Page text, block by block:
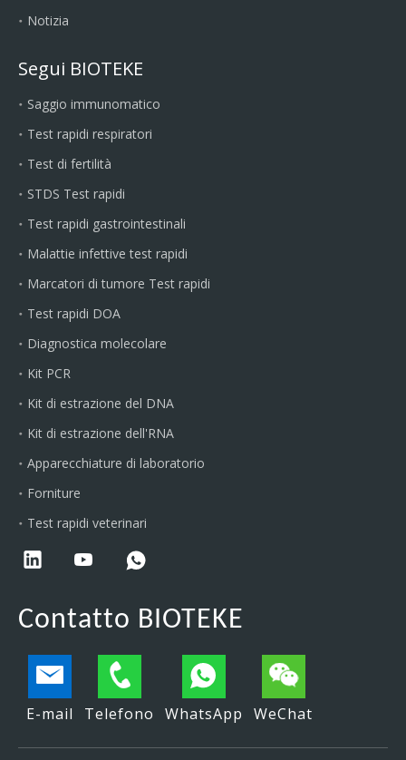
Notizia
Segui BIOTEKE
Saggio immunomatico
Test rapidi respiratori
Test di fertilità
STDS Test rapidi
Test rapidi gastrointestinali
Malattie infettive test rapidi
Marcatori di tumore Test rapidi
Test rapidi DOA
Diagnostica molecolare
Kit PCR
Kit di estrazione del DNA
Kit di estrazione dell'RNA
Apparecchiature di laboratorio
Forniture
Test rapidi veterinari
Contatto BIOTEKE
E-mail Telefono WhatsApp WeChat